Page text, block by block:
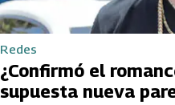
Redes
¿Confirmó el
supuesta nueva